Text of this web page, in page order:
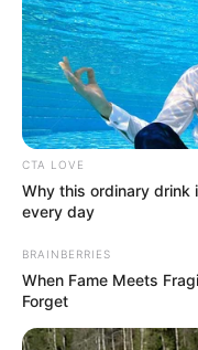
τον Κόσμο, τη
CTA LOVE
Why this ordinary drink
every day
BRAINBERRIES
When Fame Meets
Forget